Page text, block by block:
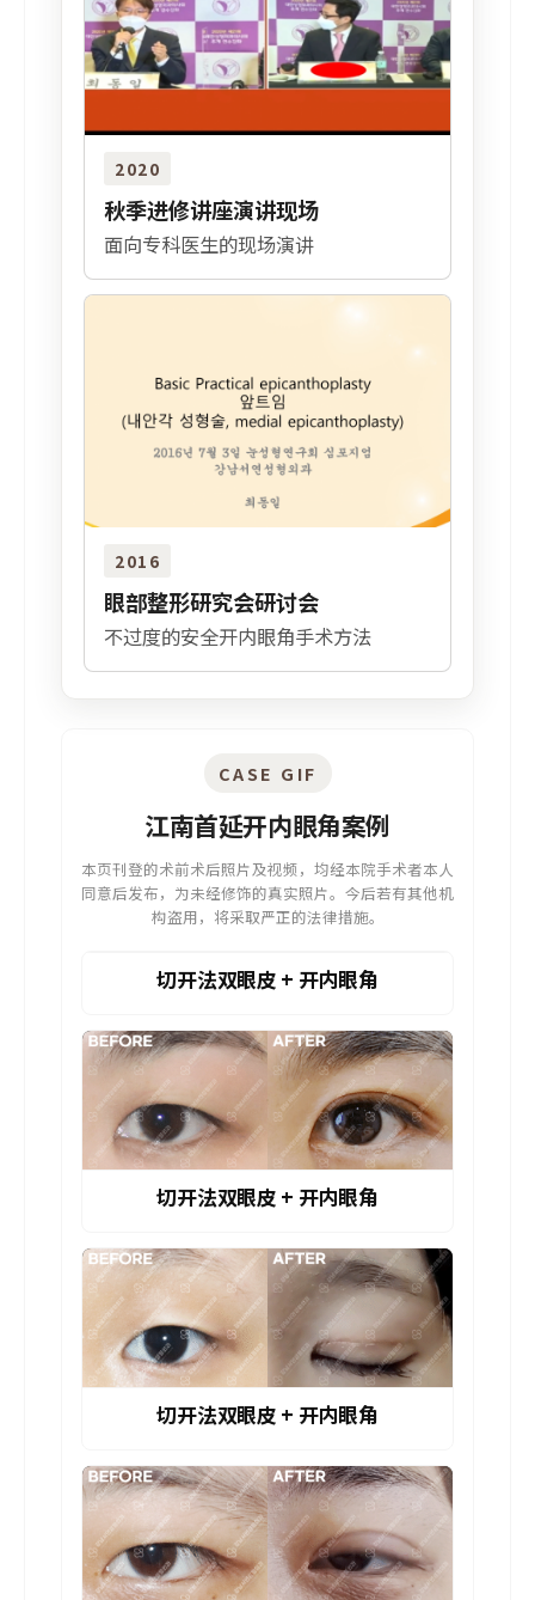
2020
秋季进修讲座演讲现场
面向专科医生的现场演讲
2016
眼部整形研究会研讨会
不过度的安全开内眼角手术方法
CASE GIF
江南首延开内眼角案例
本页刊登的术前术后照片及视频，均经本院手术者本人
同意后发布，为未经修饰的真实照片。今后若有其他机
构盗用，将采取严正的法律措施。
切开法双眼皮 + 开内眼角
切开法双眼皮 + 开内眼角
切开法双眼皮 + 开内眼角